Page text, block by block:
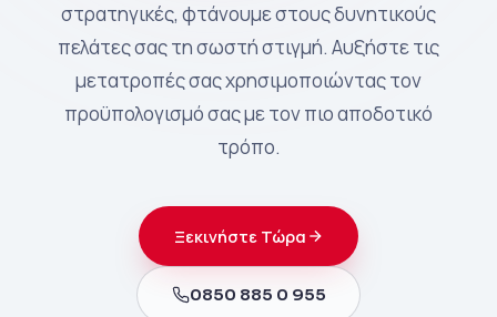
στρατηγικές, φτάνουμε στους δυνητικούς
πελάτες σας τη σωστή στιγμή. Αυξήστε τις
μετατροπές σας χρησιμοποιώντας τον
προϋπολογισμό σας με τον πιο αποδοτικό
τρόπο.
Ξεκινήστε Τώρα
0850 885 0 955